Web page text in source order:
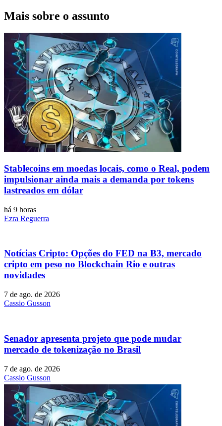
Mais sobre o assunto
Stablecoins ​​em moedas locais, como o Real, podem
impulsionar ainda mais a demanda por tokens
lastreados em dólar
há 9 horas
Ezra Reguerra
Notícias Cripto: Opções do FED na B3, mercado
cripto em peso no Blockchain Rio e outras
novidades
7 de ago. de 2026
Cassio Gusson
Senador apresenta projeto que pode mudar
mercado de tokenização no Brasil
7 de ago. de 2026
Cassio Gusson